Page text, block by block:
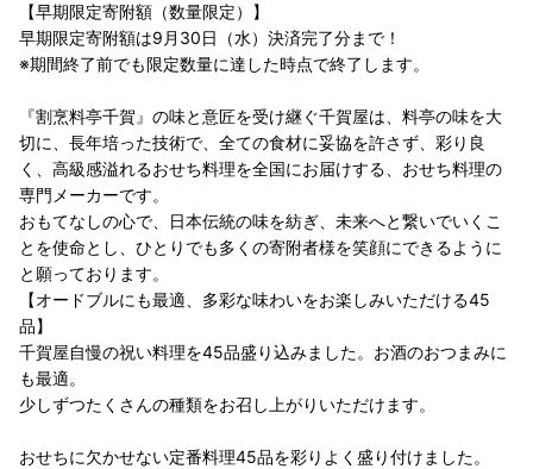
【早期限定寄附額（数量限定）】
早期限定寄附額は9月30日（水）決済完了分まで！
※期間終了前でも限定数量に達した時点で終了します。
『割烹料亭千賀』の味と意匠を受け継ぐ千賀屋は、料亭の味を大
切に、長年培った技術で、全ての食材に妥協を許さず、彩り良
く、高級感溢れるおせち料理を全国にお届けする、おせち料理の
専門メーカーです。
おもてなしの心で、日本伝統の味を紡ぎ、未来へと繋いでいくこ
とを使命とし、ひとりでも多くの寄附者様を笑顔にできるように
と願っております。
【オードブルにも最適、多彩な味わいをお楽しみいただける45
品】
千賀屋自慢の祝い料理を45品盛り込みました。お酒のおつまみに
も最適。
少しずつたくさんの種類をお召し上がりいただけます。
おせちに欠かせない定番料理45品を彩りよく盛り付けました。